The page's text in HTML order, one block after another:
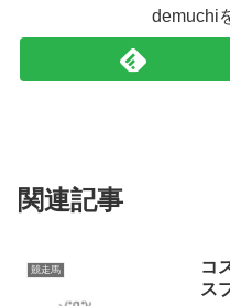
demuchi
関連記事
競走馬
コ
ス